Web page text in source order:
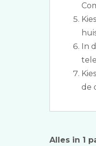
In
de
Alles in 1